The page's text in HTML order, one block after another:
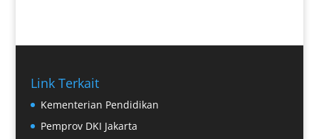
Link Terkait
Kementerian Pendidikan
Pemprov DKI Jakarta